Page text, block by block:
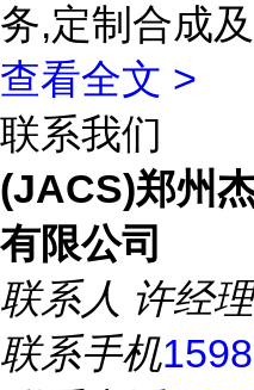
务,定制合成
查看全文 >
联系我们
(JACS)郑州
有限公司
联系人 许经理
联系手机